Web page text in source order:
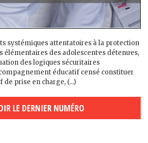
systémiques attentatoires à la protection
élémentaires des adolescent·es détenu·es,
des logiques sécuritaires
éducatif censé constituer
prise en charge, (...)
LE DERNIER NUMÉRO